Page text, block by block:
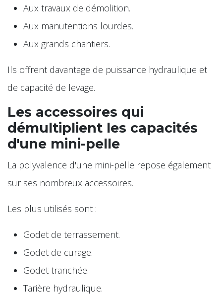
Aux travaux de démolition.
Aux manutentions lourdes.
Aux grands chantiers.
Ils offrent davantage de puissance hydraulique et
de capacité de levage.
Les accessoires qui
démultiplient les capacités
d'une mini-pelle
La polyvalence d'une mini-pelle repose également
sur ses nombreux accessoires.
Les plus utilisés sont :
Godet de terrassement.
Godet de curage.
Godet tranchée.
Tarière hydraulique.